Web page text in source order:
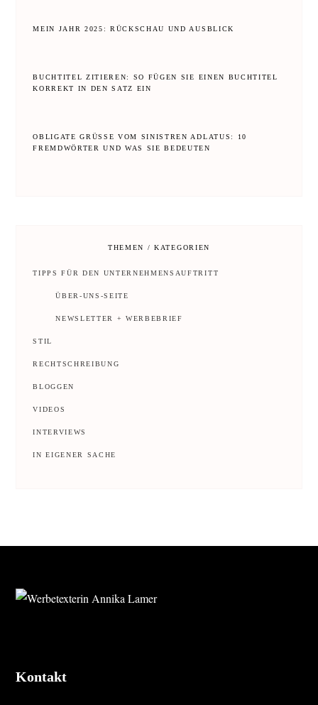
MEIN JAHR 2025: RÜCKSCHAU UND AUSBLICK
BUCHTITEL ZITIEREN: SO FÜGEN SIE EINEN BUCHTITEL
KORREKT IN DEN SATZ EIN
OBLIGATE GRÜSSE VOM SINISTREN ADLATUS: 10 F
REMDWÖRTER UND WAS SIE BEDEUTEN
THEMEN / KATEGORIEN
TIPPS FÜR DEN UNTERNEHMENSAUFTRITT
ÜBER-UNS-SEITE
NEWSLETTER + WERBEBRIEF
STIL
RECHTSCHREIBUNG
BLOGGEN
VIDEOS
INTERVIEWS
IN EIGENER SACHE
FOOTER
Kontakt